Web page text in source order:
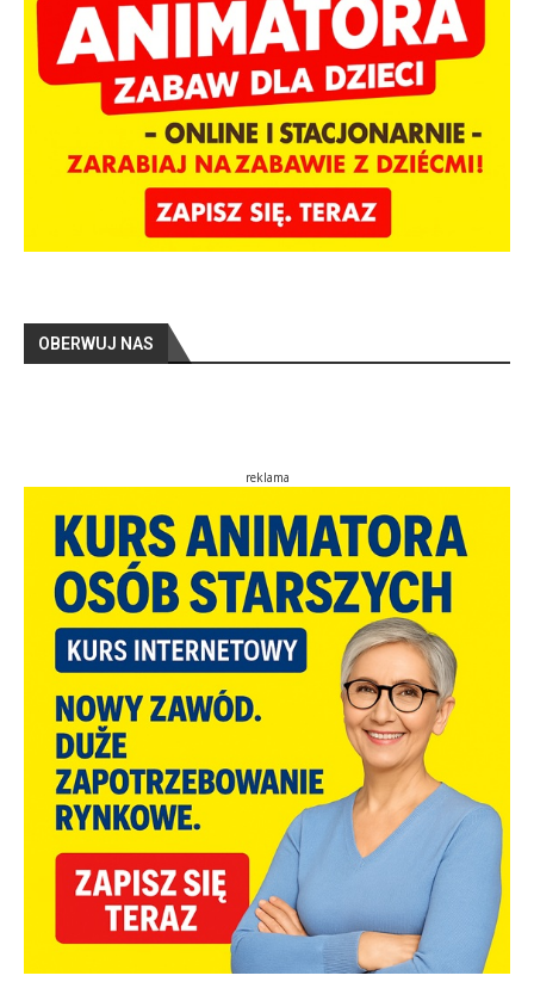
OBERWUJ NAS
reklama